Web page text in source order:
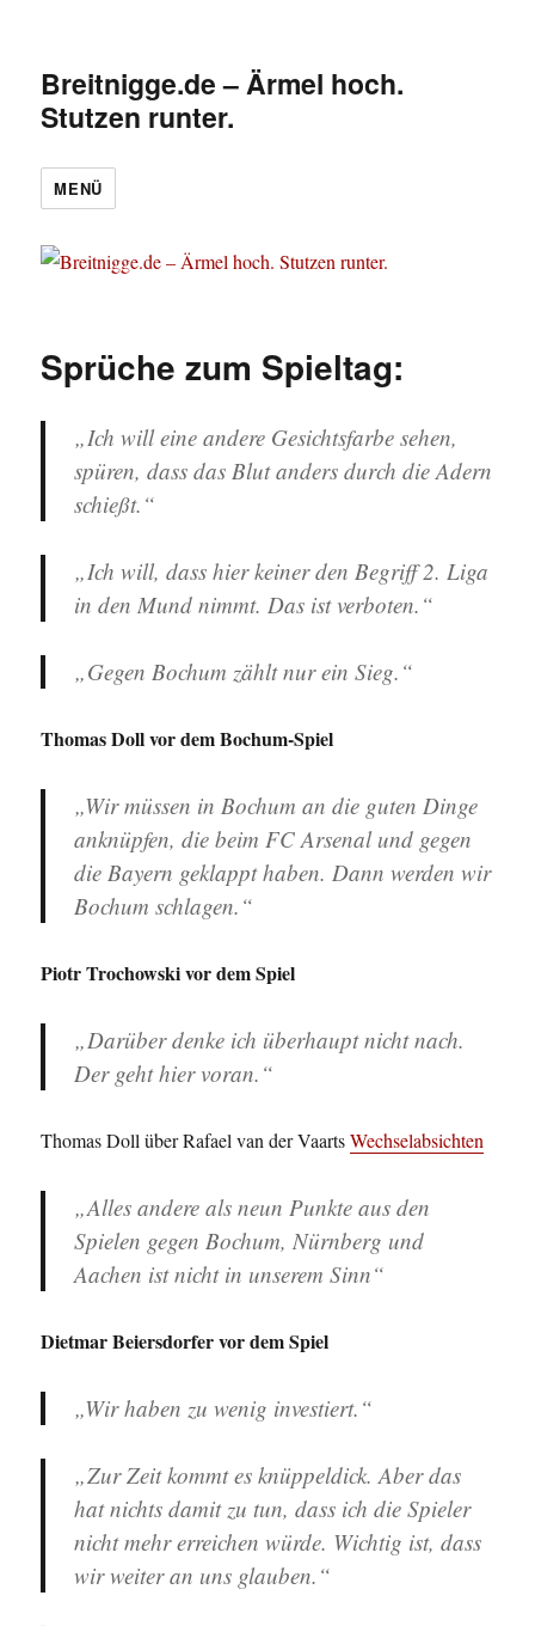
Breitnigge.de – Ärmel hoch.
Stutzen runter.
MENÜ
Sprüche zum Spieltag:
„Ich will eine andere Gesichtsfarbe sehen,
spüren, dass das Blut anders durch die Adern
schießt.“
„Ich will, dass hier keiner den Begriff 2. Liga
in den Mund nimmt. Das ist verboten.“
„Gegen Bochum zählt nur ein Sieg.“
Thomas Doll vor dem Bochum-Spiel
„Wir müssen in Bochum an die guten Dinge
anknüpfen, die beim FC Arsenal und gegen
die Bayern geklappt haben. Dann werden wir
Bochum schlagen.“
Piotr Trochowski vor dem Spiel
„Darüber denke ich überhaupt nicht nach.
Der geht hier voran.“
Thomas Doll über Rafael van der VaartsWechselabsichten
„Alles andere als neun Punkte aus den
Spielen gegen Bochum, Nürnberg und
Aachen ist nicht in unserem Sinn“
Dietmar Beiersdorfer vor dem Spiel
„Wir haben zu wenig investiert.“
„Zur Zeit kommt es knüppeldick. Aber das
hat nichts damit zu tun, dass ich die Spieler
nicht mehr erreichen würde. Wichtig ist, dass
wir weiter an uns glauben.“